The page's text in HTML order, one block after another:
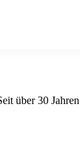
über 30